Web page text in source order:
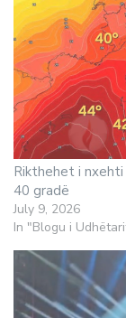
Rikthehet i
40 gradë
July 9, 2026
In "Blogu i